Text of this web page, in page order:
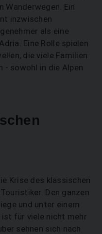
Wanderwegen. Ein
inzwischen
als eine
Eine Rolle spielen
die viele Familien
- sowohl in die Alpen
Krise des klassischen
Den ganzen
und unter einem
ist für viele nicht mehr
sehnen sich nach